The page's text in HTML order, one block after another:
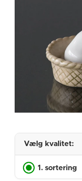
Vælg kvalitet:
1. sortering